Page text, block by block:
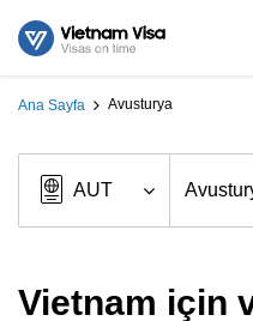
Ana Sayfa Avusturya
Vietnam için